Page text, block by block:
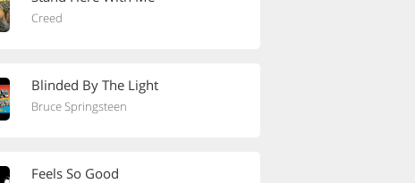
Creed
Blinded By The Light
Bruce Springsteen
Feels So Good